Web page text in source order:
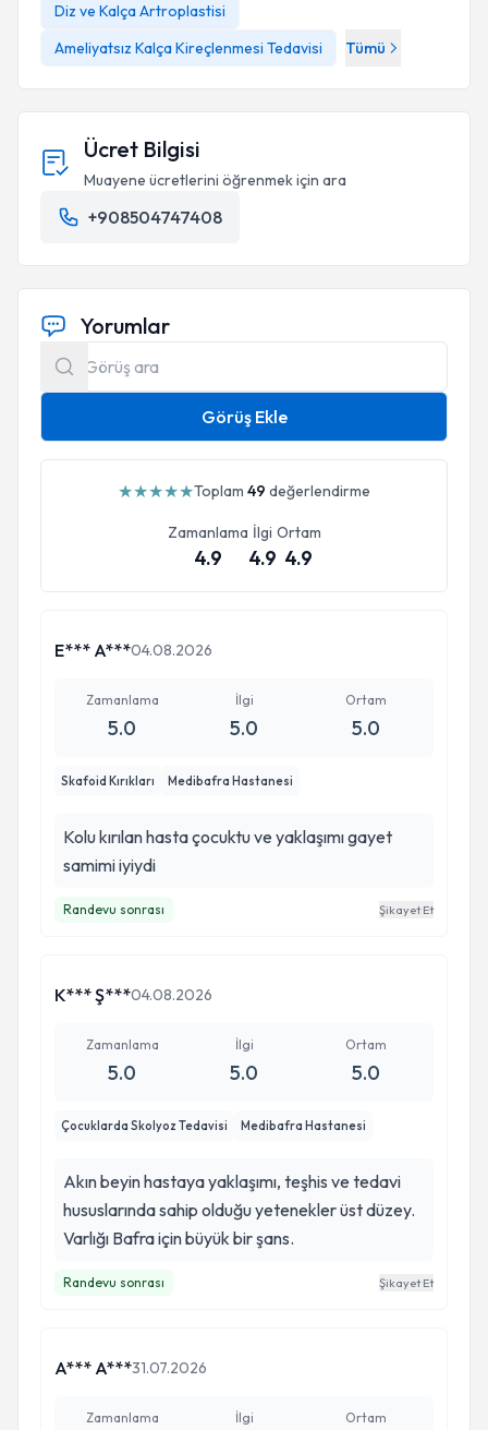
Diz ve Kalça Artroplastisi
Ameliyatsız Kalça Kireçlenmesi Tedavisi
Tümü
Ücret Bilgisi
Muayene ücretlerini öğrenmek için ara
+908504747408
Yorumlar
Görüş Ekle
★★★★★Toplam 49 değerlendirme
Zamanlama
4.9
İlgi
4.9
Ortam
4.9
E*** A***04.08.2026
Zamanlama
5.0
İlgi
5.0
Ortam
5.0
Skafoid Kırıkları Medibafra Hastanesi
Kolu kırılan hasta çocuktu ve yaklaşımı gayet
samimi iyiydi
Randevu sonrası Şikayet Et
K*** Ş***04.08.2026
Zamanlama
5.0
İlgi
5.0
Ortam
5.0
Çocuklarda Skolyoz Tedavisi Medibafra Hastanesi
Akın beyin hastaya yaklaşımı, teşhis ve tedavi
hususlarında sahip olduğu yetenekler üst düzey.
Varlığı Bafra için büyük bir şans.
Randevu sonrası Şikayet Et
A*** A***31.07.2026
Zamanlama İlgi Ortam